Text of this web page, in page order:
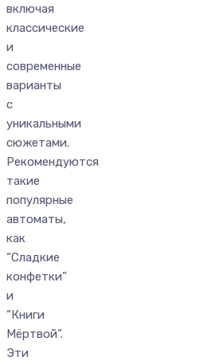
включая
классические
и
современные
варианты
с
уникальными
сюжетами.
Рекомендуются
такие
популярные
автоматы,
как
“Сладкие
конфетки”
и
“Книги
Мёртвой”.
Эти